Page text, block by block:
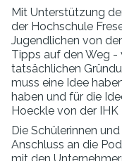
Mit Unterstützung
der Hochschule
Jugendlichen von
Tipps auf den Weg -
tatsächlichen
muss eine Idee
haben und für die
Hoeckle von der
Die Schülerinnen
Anschluss an die